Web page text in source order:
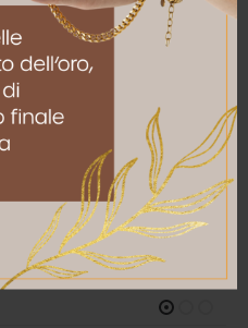
e sito web in questo
che commento.